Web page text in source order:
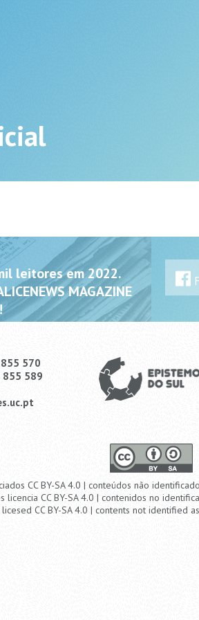
leitores em 2022.
MAGAZINE
570
855 589
CC BY-SA 4.0 | conteúdos não
licencia CC BY-SA 4.0 | contenidos no
CC BY-SA 4.0 | contents not identified